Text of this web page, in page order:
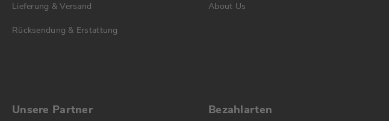
Lieferung & Versand
Rücksendung & Erstattung
About Us
Unsere Partner Bezahlarten